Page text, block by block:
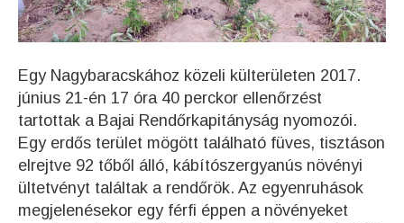
Egy Nagybaracskához közeli külterületen 2017.
június 21-én 17 óra 40 perckor ellenőrzést
tartottak a Bajai Rendőrkapitányság nyomozói.
Egy erdős terület mögött található füves, tisztáson
elrejtve 92 tőből álló, kábítószergyanús növényi
ültetvényt találtak a rendőrök. Az egyenruhások
megjelenésekor egy férfi éppen a növényeket